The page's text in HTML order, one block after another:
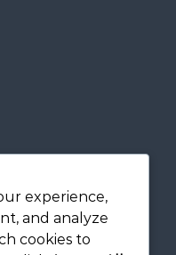
experience,
and analyze
cookies to